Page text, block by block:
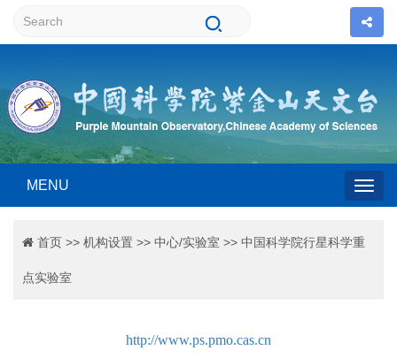
MENU
首页 >> 机构设置 >> 中心/实验室 >> 中国科学院行星科学重
点实验室
http://www.ps.pmo.cas.cn